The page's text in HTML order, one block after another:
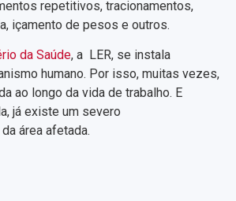
repetitivos, tracionamentos,
içamento de pesos e outros.
da Saúde, a LER, se instala
humano. Por isso, muitas vezes,
ao longo da vida de trabalho. E
já existe um severo
área afetada.